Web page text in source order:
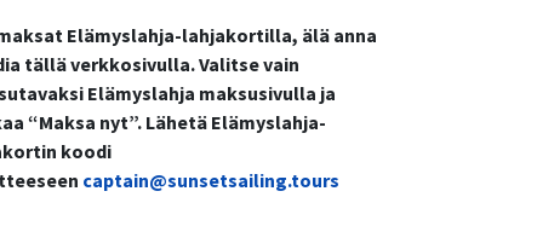
Elämyslahja-lahjakortilla, älä anna
tällä verkkosivulla. Valitse vain
Elämyslahja maksusivulla ja
“Maksa nyt”. Lähetä Elämyslahja-
koodi
captain@sunsetsailing.tours